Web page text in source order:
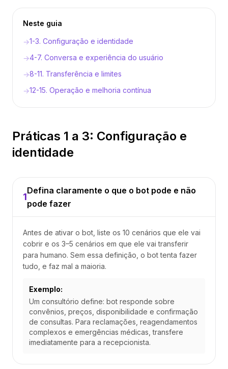
Neste guia
→1-3. Configuração e identidade
→4-7. Conversa e experiência do usuário
→8-11. Transferência e limites
→12-15. Operação e melhoria contínua
Práticas 1 a 3: Configuração e
identidade
1
Defina claramente o que o bot pode e não
pode fazer
Antes de ativar o bot, liste os 10 cenários que ele vai
cobrir e os 3–5 cenários em que ele vai transferir
para humano. Sem essa definição, o bot tenta fazer
tudo, e faz mal a maioria.
Exemplo:
Um consultório define: bot responde sobre
convênios, preços, disponibilidade e confirmação
de consultas. Para reclamações, reagendamentos
complexos e emergências médicas, transfere
imediatamente para a recepcionista.